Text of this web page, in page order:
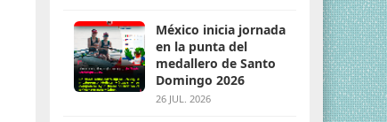
México inicia jornada
en la punta del
medallero de Santo
Domingo 2026
26 JUL. 2026